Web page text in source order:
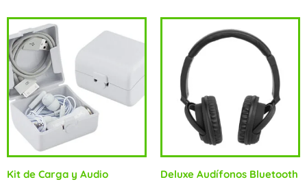
Kit de Carga y Audio Deluxe Audífonos Bluetooth